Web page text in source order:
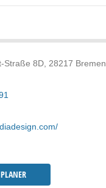
Straße 8D, 28217 Bremen